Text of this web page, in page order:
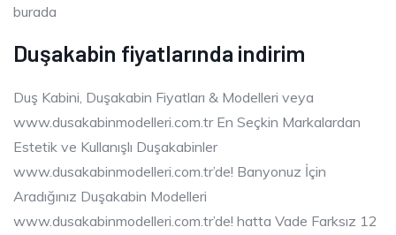
burada
Duşakabin fiyatlarında indirim
Duş Kabini, Duşakabin Fiyatları & Modelleri veya
www.dusakabinmodelleri.com.tr En Seçkin Markalardan
Estetik ve Kullanışlı Duşakabinler
www.dusakabinmodelleri.com.tr’de! Banyonuz İçin
Aradığınız Duşakabin Modelleri
www.dusakabinmodelleri.com.tr’de! hatta Vade Farksız 12